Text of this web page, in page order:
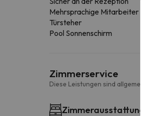
Mehrsprachige Mitarbeiter
Türsteher
Pool Sonnenschirm
Zimmerservice
Diese Leistungen sind
Zimmerausstattung